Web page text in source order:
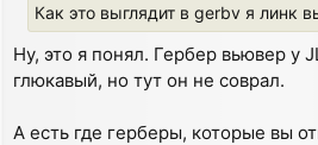
Как это выглядит в gerbv я линк
Ну, это я понял. Гербер вьювер у
глюкавый, но тут он не соврал.
А есть где герберы, которые вы